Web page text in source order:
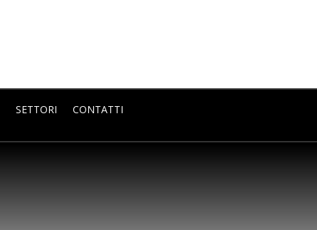
SETTORI CONTATTI